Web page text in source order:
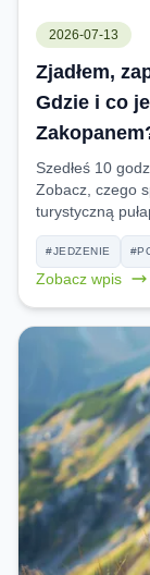
2026-07-13
Zjadłem,
Gdzie i co
Szedłeś 10
Zobacz, czego
turystyczną
#JEDZENIE
Zobacz wpis